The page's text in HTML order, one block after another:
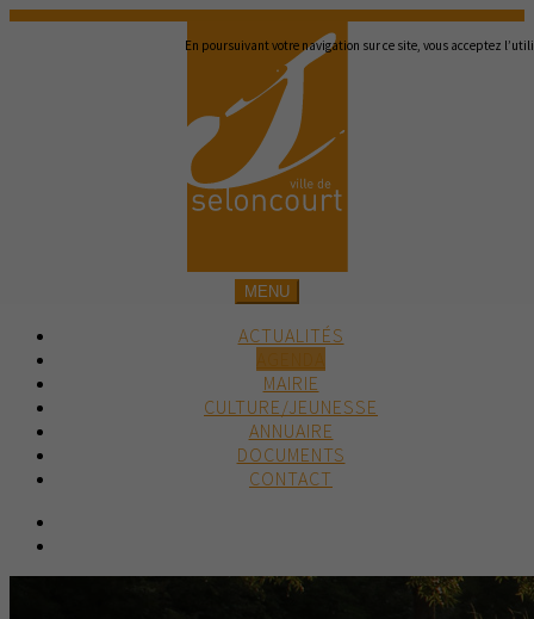
En poursuivant votre navigation sur ce site, vous acceptez
MENU
ACTUALITÉS
MAIRIE
CULTURE/JEUNESSE
ANNUAIRE
DOCUMENTS
CONTACT